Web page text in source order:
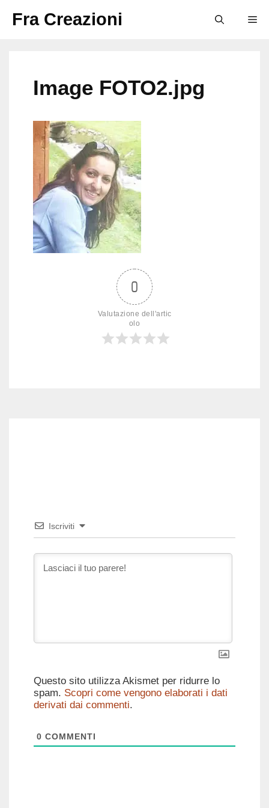
Fra Creazioni
Image FOTO2.jpg
0
Valutazione dell'artic
olo
Iscriviti
Questo sito utilizza Akismet per ridurre lo
spam. Scopri come vengono elaborati i dati
derivati dai commenti.
0 COMMENTI